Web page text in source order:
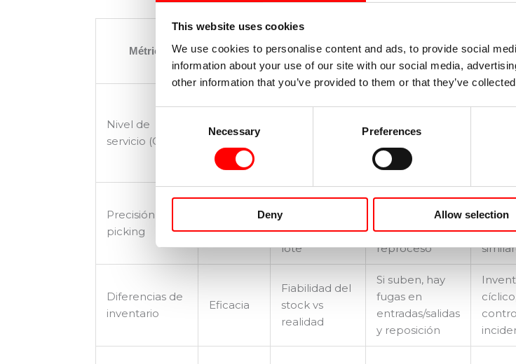
This website uses cookies
We use cookies to personalise content and ads, to provide social
information about your use of our site with our social media,
other information that you’ve provided to them or that they’ve
Necessary Preferences
Deny Allow selection
Métrica Tipo Qué te dice
qué suele
significar
Nivel de
servicio (OTIF)
Eficacia
Si baja, fallan
procesos,
planificación
Precisión de
picking
Errores de
referencia,
cantidad o
lote
Si baja,
devolución y
reproceso
Diferencias de
inventario
Eficacia
Fiabilidad del
stock vs
realidad
Si suben, hay
fugas en
entradas/salidas
y reposición